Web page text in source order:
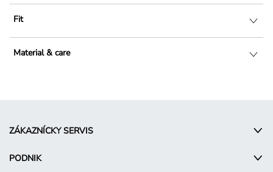
Fit
Material & care
ZÁKAZNÍCKY SERVIS
PODNIK